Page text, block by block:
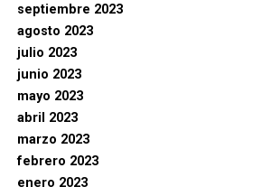
septiembre 2023
agosto 2023
julio 2023
junio 2023
mayo 2023
abril 2023
marzo 2023
febrero 2023
enero 2023